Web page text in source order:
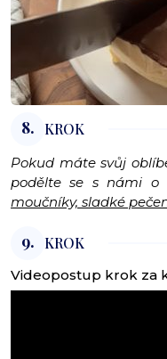
8. KROK
Pokud máte svůj
podělte se s námi o
moučníky, sladké
9. KROK
Videopostup krok za